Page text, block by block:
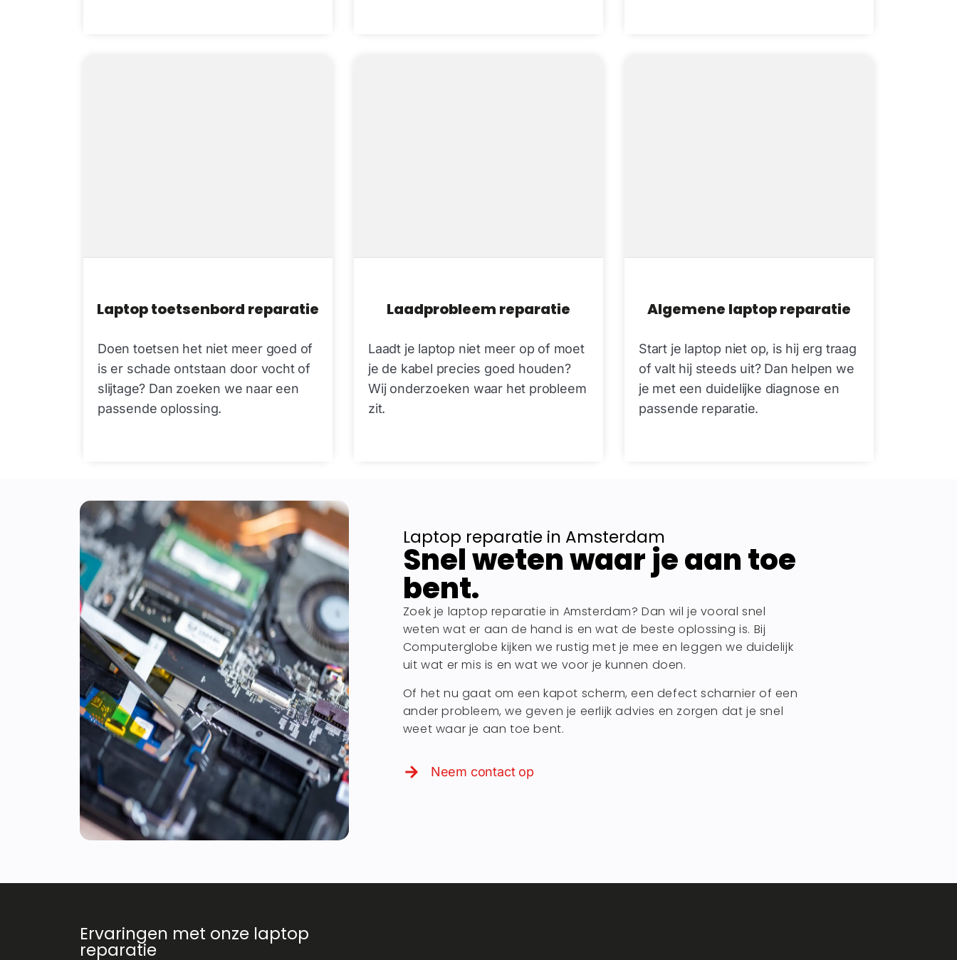
Laptop toetsenbord reparatie
Doen toetsen het niet meer goed of
is er schade ontstaan door vocht of
slijtage? Dan zoeken we naar een
passende oplossing.
Laadprobleem reparatie
Laadt je laptop niet meer op of moet
je de kabel precies goed houden?
Wij onderzoeken waar het probleem
zit.
Algemene laptop reparatie
Start je laptop niet op, is hij erg traag
of valt hij steeds uit? Dan helpen we
je met een duidelijke diagnose en
passende reparatie.
Laptop reparatie in Amsterdam
Snel weten waar je aan toe
bent.
Zoek je laptop reparatie in Amsterdam? Dan wil je vooral snel
weten wat er aan de hand is en wat de beste oplossing is. Bij
Computerglobe kijken we rustig met je mee en leggen we duidelijk
uit wat er mis is en wat we voor je kunnen doen.
Of het nu gaat om een kapot scherm, een defect scharnier of een
ander probleem, we geven je eerlijk advies en zorgen dat je snel
weet waar je aan toe bent.
Neem contact op
Ervaringen met onze laptop
reparatie